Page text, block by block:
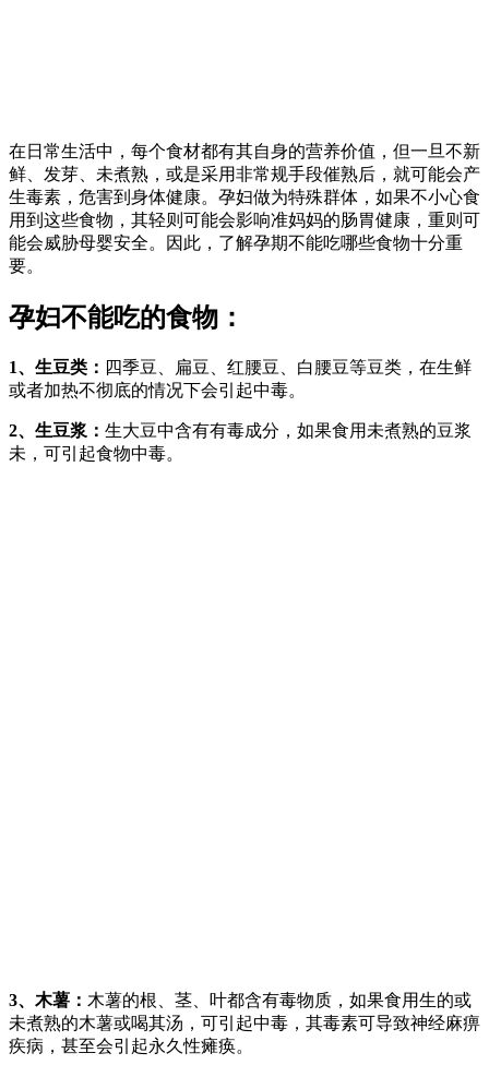
在日常生活中，每个食材都有其自身的营养价值，但一旦不新
鲜、发芽、未煮熟，或是采用非常规手段催熟后，就可能会产
生毒素，危害到身体健康。孕妇做为特殊群体，如果不小心食
用到这些食物，其轻则可能会影响准妈妈的肠胃健康，重则可
能会威胁母婴安全。因此，了解孕期不能吃哪些食物十分重
要。
孕妇不能吃的食物：
1、生豆类： 四季豆、扁豆、红腰豆、白腰豆等豆类，在生鲜
或者加热不彻底的情况下会引起中毒。
2、生豆浆： 生大豆中含有有毒成分，如果食用未煮熟的豆浆
未，可引起食物中毒。
3、木薯： 木薯的根、茎、叶都含有毒物质，如果食用生的或
未煮熟的木薯或喝其汤，可引起中毒，其毒素可导致神经麻痹
疾病，甚至会引起永久性瘫痪。